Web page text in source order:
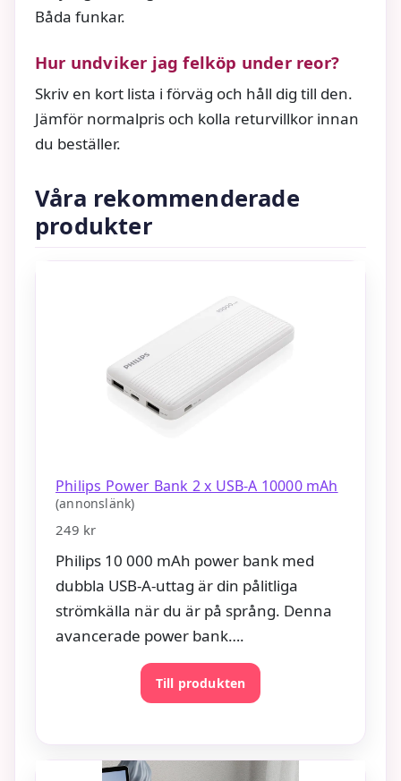
Båda funkar.
Hur undviker jag felköp under reor?
Skriv en kort lista i förväg och håll dig till den.
Jämför normalpris och kolla returvillkor innan
du beställer.
Våra rekommenderade
produkter
Philips Power Bank 2 x USB-A 10000 mAh
(annonslänk)
249 kr
Philips 10 000 mAh power bank med
dubbla USB-A-uttag är din pålitliga
strömkälla när du är på språng. Denna
avancerade power bank….
Till produkten